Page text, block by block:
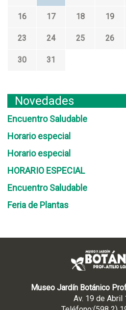
16 17 18 19
23 24 25 26
30
31
Novedades
Encuentro Saludable
Horario especial
Horario especial
HORARIO ESPECIAL
Encuentro Saludable
Feria de Plantas
Museo Jardín Botánico
Av. 19 de Abril